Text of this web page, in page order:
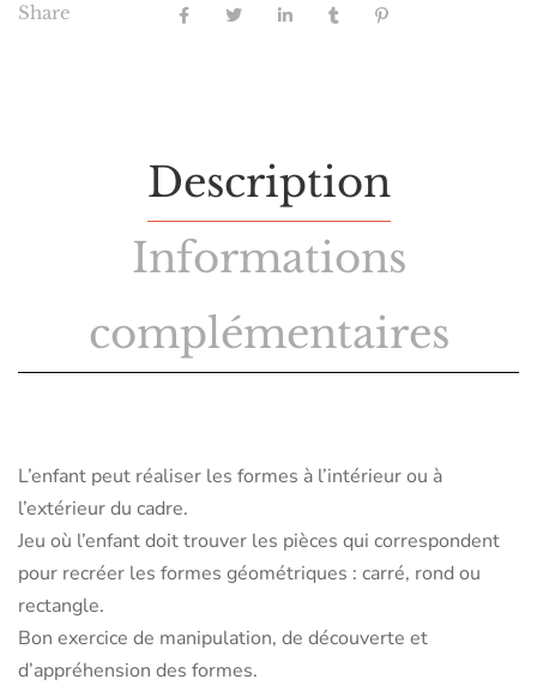
Share
Description
Informations
complémentaires
L’enfant peut réaliser les formes à l’intérieur ou à
l’extérieur du cadre.
Jeu où l’enfant doit trouver les pièces qui correspondent
pour recréer les formes géométriques : carré, rond ou
rectangle.
Bon exercice de manipulation, de découverte et
d’appréhension des formes.